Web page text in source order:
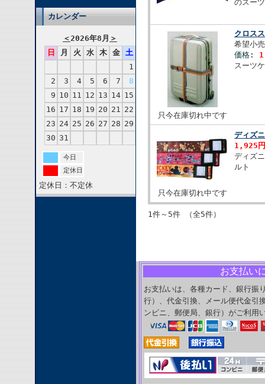
カレンダー
＜ 2026年8月 ＞
日
月 火 水 木 金
土
1
2
3 4 5 6 7
8
9 10 11 12 13 14 15
16 17 18 19 20 21
22
23 24 25 26 27 28 29
30 31
今日
定休日
定休日：不定休
のスー
只今在庫切れ中です
クロス
希望小
価格:
スーツ
只今在庫切れ中です
ディズ
1,925
ディズ
ルト
1件～5件 （全5件）
お支払い
お支払いは、各種カード、銀行振
行）、代金引換、メール便代金引
ンビニ、郵便局、銀行）がご利